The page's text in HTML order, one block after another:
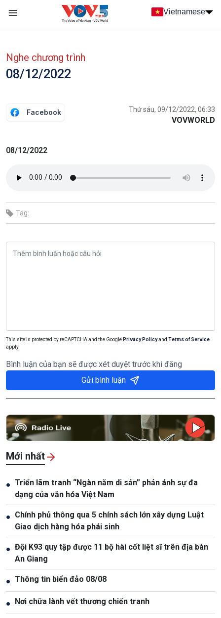
Nhảy đến nội dung
Vietnamese
Nghe chương trình
08/12/2022
Facebook Thứ sáu, 09/12/2022, 06:33
VOVWORLD
08/12/2022
Tag:
This site is protected by reCAPTCHA and the Google Privacy Policyand Terms of Service
apply.
Bình luận của bạn sẽ được xét duyệt trước khi đăng
Gửi bình luận
Mới nhất
● Triển lãm tranh “Ngàn năm di sản” phản ánh sự đa
dạng của văn hóa Việt Nam
● Chính phủ thông qua 5 chính sách lớn xây dựng Luật
Giao dịch hàng hóa phái sinh
● Đội K93 quy tập được 11 bộ hài cốt liệt sĩ trên địa bàn
An Giang
● Thông tin biển đảo 08/08
● Nơi chữa lành vết thương chiến tranh